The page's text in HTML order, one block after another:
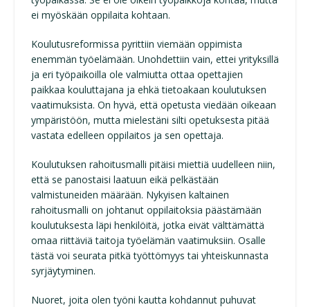
ei myöskään oppilaita kohtaan.
Koulutusreformissa pyrittiin viemään oppimista
enemmän työelämään. Unohdettiin vain, ettei yrityksillä
ja eri työpaikoilla ole valmiutta ottaa opettajien
paikkaa kouluttajana ja ehkä tietoakaan koulutuksen
vaatimuksista. On hyvä, että opetusta viedään oikeaan
ympäristöön, mutta mielestäni silti opetuksesta pitää
vastata edelleen oppilaitos ja sen opettaja.
Koulutuksen rahoitusmalli pitäisi miettiä uudelleen niin,
että se panostaisi laatuun eikä pelkästään
valmistuneiden määrään. Nykyisen kaltainen
rahoitusmalli on johtanut oppilaitoksia päästämään
koulutuksesta läpi henkilöitä, jotka eivät välttämättä
omaa riittäviä taitoja työelämän vaatimuksiin. Osalle
tästä voi seurata pitkä työttömyys tai yhteiskunnasta
syrjäytyminen.
Nuoret, joita olen työni kautta kohdannut puhuvat